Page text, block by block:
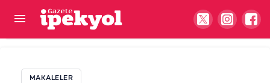
MAKALELER
NURCULUKLA BURUK BİR HESAPLAŞMA